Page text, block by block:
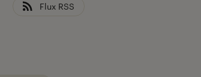
Flux RSS